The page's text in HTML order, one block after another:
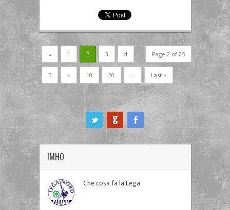
Page 2 of 25
« 1 2 3 4
5 » 10 20 ... Last »
IMHO
Che cosa fa la Lega